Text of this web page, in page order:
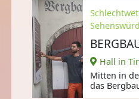
Hall in
Mitten in
das